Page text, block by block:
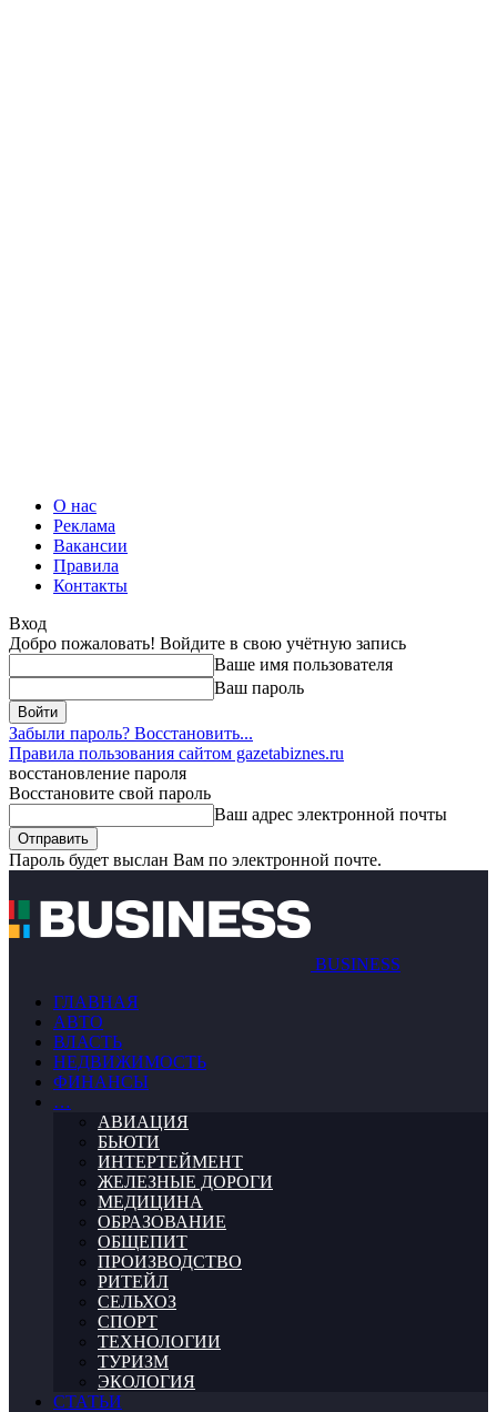
О нас
Реклама
Вакансии
Правила
Контакты
Вход
Добро пожаловать! Войдите в свою учётную запись
Ваше имя пользователя
Ваш пароль
Забыли пароль? Восстановить...
Правила пользования сайтом gazetabiznes.ru
восстановление пароля
Восстановите свой пароль
Ваш адрес электронной почты
Пароль будет выслан Вам по электронной почте.
BUSINESS
ГЛАВНАЯ
АВТО
ВЛАСТЬ
НЕДВИЖИМОСТЬ
ФИНАНСЫ
…
АВИАЦИЯ
БЬЮТИ
ИНТЕРТЕЙМЕНТ
ЖЕЛЕЗНЫЕ ДОРОГИ
МЕДИЦИНА
ОБРАЗОВАНИЕ
ОБЩЕПИТ
ПРОИЗВОДСТВО
РИТЕЙЛ
СЕЛЬХОЗ
СПОРТ
ТЕХНОЛОГИИ
ТУРИЗМ
ЭКОЛОГИЯ
СТАТЬИ